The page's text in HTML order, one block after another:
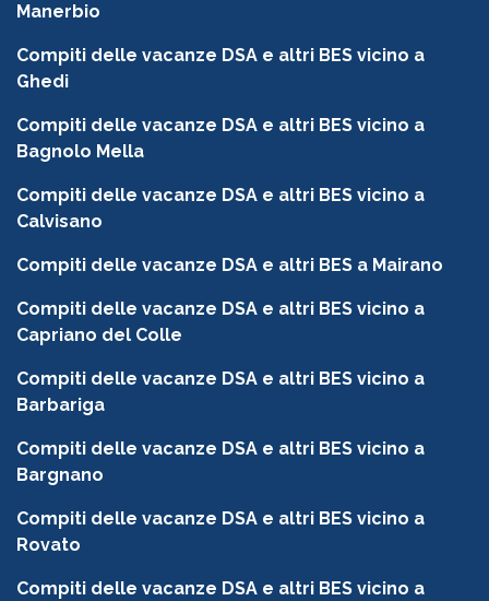
Manerbio
Compiti delle vacanze DSA e altri BES vicino a
Ghedi
Compiti delle vacanze DSA e altri BES vicino a
Bagnolo Mella
Compiti delle vacanze DSA e altri BES vicino a
Calvisano
Compiti delle vacanze DSA e altri BES a Mairano
Compiti delle vacanze DSA e altri BES vicino a
Capriano del Colle
Compiti delle vacanze DSA e altri BES vicino a
Barbariga
Compiti delle vacanze DSA e altri BES vicino a
Bargnano
Compiti delle vacanze DSA e altri BES vicino a
Rovato
Compiti delle vacanze DSA e altri BES vicino a